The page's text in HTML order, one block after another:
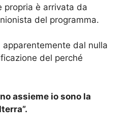
propria è arrivata da
del programma.
dal nulla
del perché
assieme io sono la